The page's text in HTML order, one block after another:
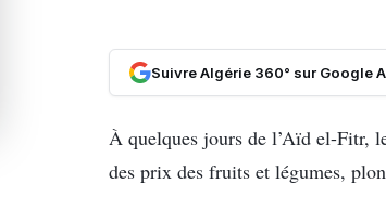
Suivre Algérie 360° sur Google
À quelques jours de l’Aïd el-Fitr,
des prix des fruits et légumes,